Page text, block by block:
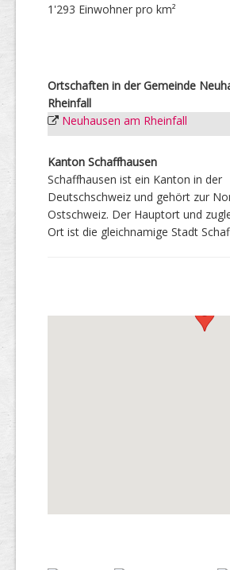
1'293 Einwohner pro km²
Ortschaften in der Gemeinde
Rheinfall
Neuhausen am Rheinfall
Kanton Schaffhausen
Schaffhausen ist ein Kanton in der
Deutschschweiz und gehört zur
Ostschweiz. Der Hauptort und
Ort ist die gleichnamige Stadt